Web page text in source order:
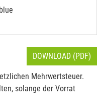
DOWNLOAD (PDF)
Mehrwertsteuer.
solange der Vorrat